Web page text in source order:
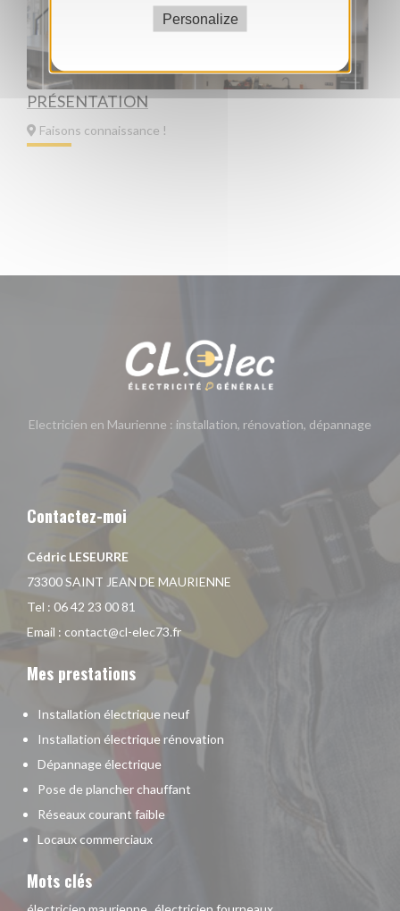
PRÉSENTATION
Faisons connaissance !
Electricien en Maurienne : installation, rénovation, dépannage
Contactez-moi
Cédric LESEURRE
73300 SAINT JEAN DE MAURIENNE
Tel : 06 42 23 00 81
Email : contact@cl-elec73.fr
Mes prestations
Installation électrique neuf
Installation électrique rénovation
Dépannage électrique
Pose de plancher chauffant
Réseaux courant faible
Locaux commerciaux
Mots clés
Personalize